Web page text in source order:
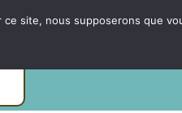
un conseiller
site, nous supposerons que